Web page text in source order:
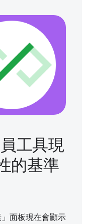
工具現
的基準
面板現在會顯示